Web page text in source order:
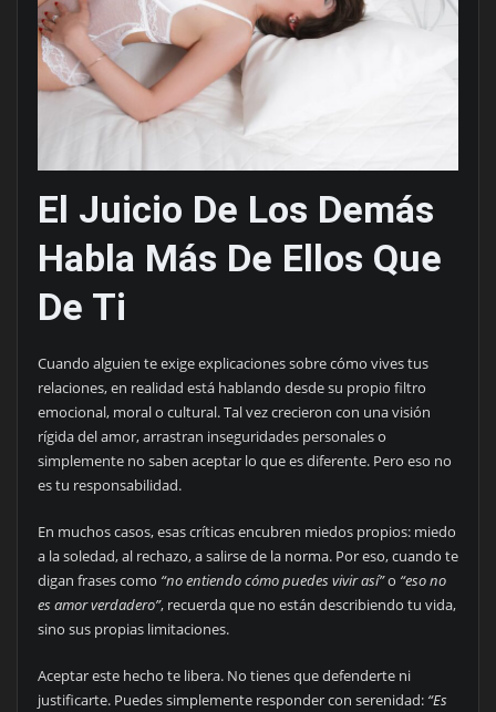
El Juicio De Los Demás
Habla Más De Ellos Que
De Ti
Cuando alguien te exige explicaciones sobre cómo vives tus
relaciones, en realidad está hablando desde su propio filtro
emocional, moral o cultural. Tal vez crecieron con una visión
rígida del amor, arrastran inseguridades personales o
simplemente no saben aceptar lo que es diferente. Pero eso no
es tu responsabilidad.
En muchos casos, esas críticas encubren miedos propios: miedo
a la soledad, al rechazo, a salirse de la norma. Por eso, cuando te
digan frases como “no entiendo cómo puedes vivir así”o “eso no
es amor verdadero”, recuerda que no están describiendo tu vida,
sino sus propias limitaciones.
Aceptar este hecho te libera. No tienes que defenderte ni
justificarte. Puedes simplemente responder con serenidad: “Es